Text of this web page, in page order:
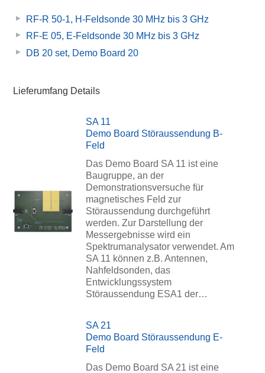
RF-R 50-1, H-Feldsonde 30 MHz bis 3 GHz
RF-E 05, E-Feldsonde 30 MHz bis 3 GHz
DB 20 set, Demo Board 20
Lieferumfang Details
SA 11
Demo Board Störaussendung B-
Feld
Das Demo Board SA 11 ist eine
Baugruppe, an der
Demonstrationsversuche für
magnetisches Feld zur
Störaussendung durchgeführt
werden. Zur Darstellung der
Messergebnisse wird ein
Spektrumanalysator verwendet. Am
SA 11 können z.B. Antennen,
Nahfeldsonden, das
Entwicklungssystem
Störaussendung ESA1 der…
SA 21
Demo Board Störaussendung E-
Feld
Das Demo Board SA 21 ist eine